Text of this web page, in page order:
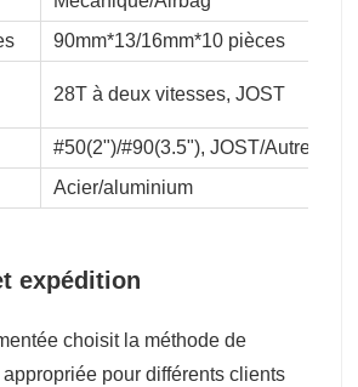
90mm*13/16mm*10 pièces
28T à deux vitesses, JOST
#50(2")/#90(3.5"), JOST/Autre
Acier/aluminium
expédition
choisit la méthode de
pour différents clients